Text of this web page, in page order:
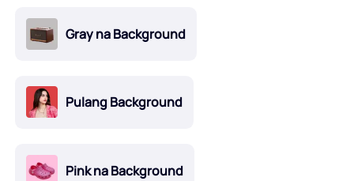
Gray na Background
Pulang Background
Pink na Background